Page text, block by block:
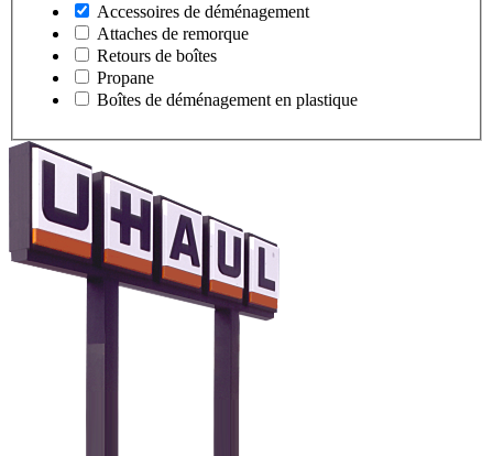
Accessoires de déménagement
Attaches de remorque
Retours de boîtes
Propane
Boîtes de déménagement en plastique